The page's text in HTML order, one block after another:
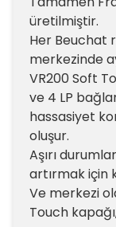
üretilmiştir.
Her Beuchat
merkezinde
VR200 Soft
ve 4 LP
hassasiyet
oluşur.
Aşırı
artırmak için
Ve merkezi
Touch